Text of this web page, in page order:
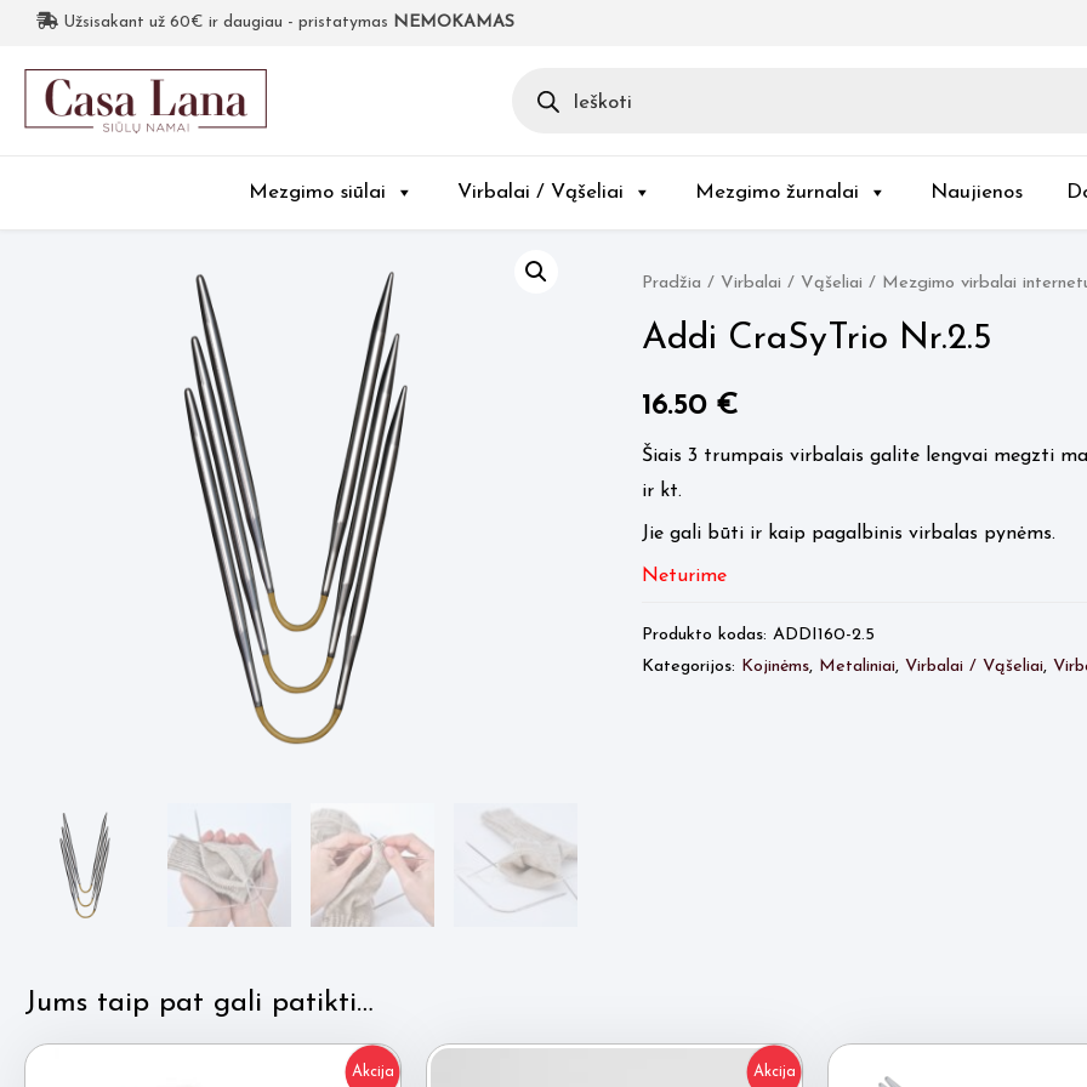
Užsisakant už 60€ ir daugiau - pristatymas NEMOKAMAS
search
Mezgimo siūlai Virbalai / Vąšeliai Mezgimo žurnalai Naujienos
Pradžia / Virbalai / Vąšeliai / Mezgimo virbalai
Addi CraSyTrio Nr.2.5
16.50 €
Šiais 3 trumpais virbalais galite lengvai megzti
ir kt.
Jie gali būti ir kaip pagalbinis virbalas pynėms.
Neturime
Produkto kodas: ADDI160-2.5
Kategorijos: Kojinėms, Metaliniai, Virbalai / Vąšeliai,
Jums taip pat gali patikti…
Akcija Akcija